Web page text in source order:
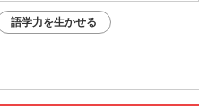
語学力を生かせる